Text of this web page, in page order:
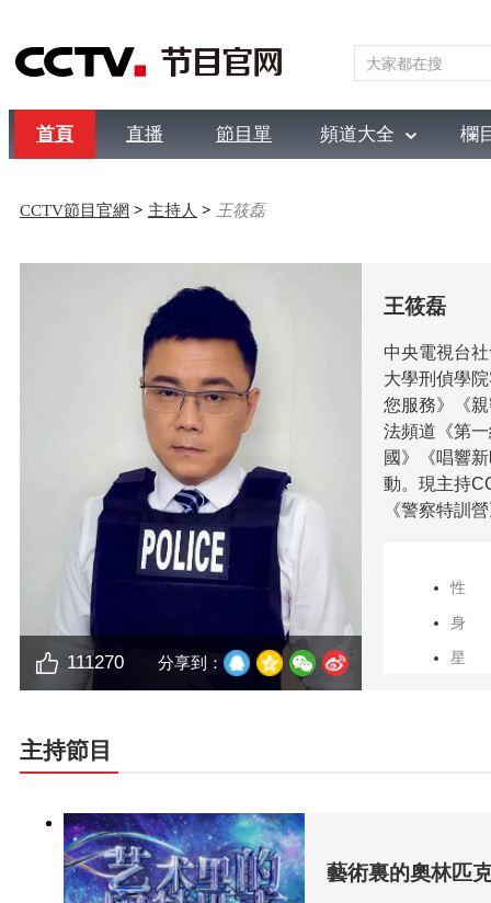
首頁 直播 節目單 頻道大全 欄
綜合 新聞 財經 綜藝 中文國際
CCTV節目官網 > 主持人 > 王筱磊
111270 分享到：
王筱磊
中央電視台
大學刑偵學
您服務》《
法頻道《第
國》《唱響
動。現主持
《警察特訓
性
身
星
主持節目
藝術裏的奧林匹